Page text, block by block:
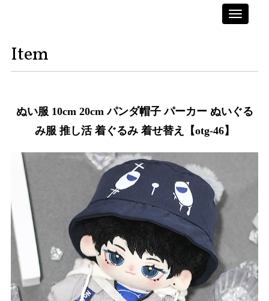
Toggle
Item
ぬい服 10cm 20cm パンダ帽子 パーカー ぬいぐる
み服 推し活 着ぐるみ 着せ替え【otg-46】